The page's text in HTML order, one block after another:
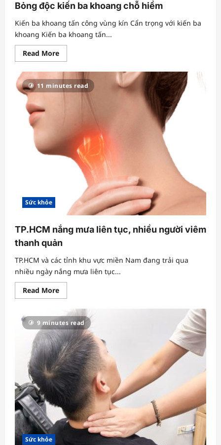
Bỏng độc kiến ba khoang chỗ hiểm
Kiến ba khoang tấn công vùng kín Cẩn trọng với kiến ba
khoang Kiến ba khoang tấn...
Read MoreRead
more
Bỏng
độc
kiến
ba
11 minutes read
Sức khỏe
TP.HCM nắng mưa liên tục, nhiều người viêm
thanh quản
TP.HCM và các tỉnh khu vực miền Nam đang trải qua
nhiều ngày nắng mưa liên tục...
Read MoreRead
more
TP.HCM
nắng
mưa
liên
tục,
nhiều
người
viêm
thanh
quản
9 minutes read
Sức khỏe